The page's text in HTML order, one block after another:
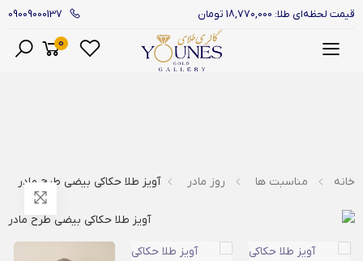
قیمت لحظه‌ای طلا: 18,770,000 تومان 09009000137
0
خانه مناسبت ها روز مادر آویز طلا حکاکی بیضی طرح مادر